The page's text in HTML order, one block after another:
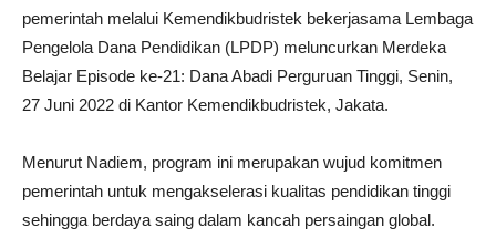
pemerintah melalui Kemendikbudristek bekerjasama Lembaga
Pengelola Dana Pendidikan (LPDP) meluncurkan Merdeka
Belajar Episode ke-21: Dana Abadi Perguruan Tinggi, Senin,
27 Juni 2022 di Kantor Kemendikbudristek, Jakata.
Menurut Nadiem, program ini merupakan wujud komitmen
pemerintah untuk mengakselerasi kualitas pendidikan tinggi
sehingga berdaya saing dalam kancah persaingan global.